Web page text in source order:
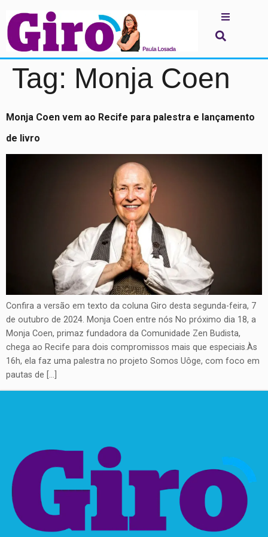
Tag: Monja Coen
Monja Coen vem ao Recife para palestra e lançamento
de livro
Confira a versão em texto da coluna Giro desta segunda-feira, 7
de outubro de 2024. Monja Coen entre nós No próximo dia 18, a
Monja Coen, primaz fundadora da Comunidade Zen Budista,
chega ao Recife para dois compromissos mais que especiais.Às
16h, ela faz uma palestra no projeto Somos Uôge, com foco em
pautas de […]